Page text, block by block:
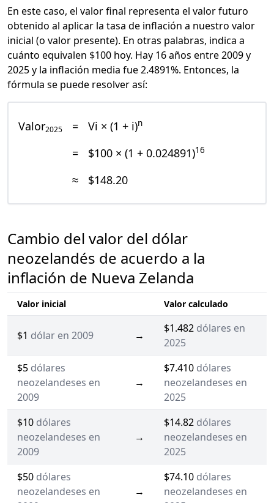
En este caso, el valor final representa el valor futuro
obtenido al aplicar la tasa de inflación a nuestro valor
inicial (o valor presente). En otras palabras, indica a
cuánto equivalen $100 hoy. Hay 16 años entre 2009 y
2025 y la inflación media fue 2.4891%. Entonces, la
fórmula se puede resolver así:
Valor2025 = Vi × (1 + i)n
= $100 × (1 + 0.024891)16
≈ $148.20
Cambio del valor del dólar
neozelandés de acuerdo a la
inflación de Nueva Zelanda
Valor inicial Valor calculado
$1 dólar en 2009 →
$1.482 dólares en
2025
$5 dólares
neozelandeses en
2009
→
$7.410 dólares
neozelandeses en
2025
$10 dólares
neozelandeses en
2009
→
$14.82 dólares
neozelandeses en
2025
$50 dólares
neozelandeses en
→
$74.10 dólares
neozelandeses en